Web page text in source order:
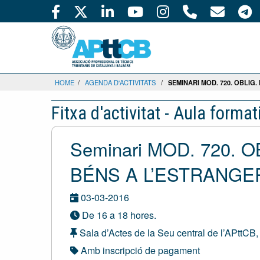
HOME / AGENDA D'ACTIVITATS / SEMINARI MOD. 720. OBLIG.
Fitxa d'activitat - Aula
Seminari MOD. 720.
BÉNS A
03-03-2016
De 16 a 18 hores.
Sala d’Actes de la Seu central de
Amb inscripció de pagament